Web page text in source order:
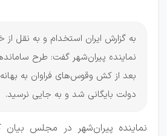
به گزارش ایران استخدام و به نقل از
نماینده پیران‌شهر گفت: طرح
بعد از کش وقوس‌های فراوان به
دولت بایگانی شد و به جایی نرسید.
نماینده پیران‌شهر در مجلس